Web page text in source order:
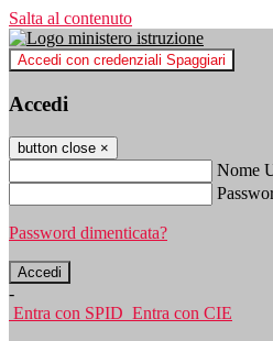
Salta al contenuto
Accedi con credenziali Spaggiari
Accedi
button close ×
Nome
Password dimenticata?
-
Entra con SPID Entra con CIE